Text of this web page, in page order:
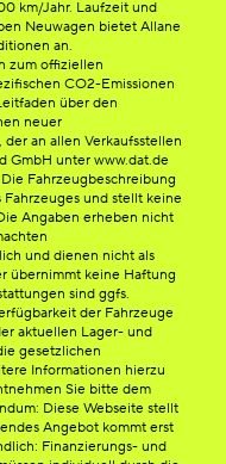
km/Jahr. Laufzeit und
Neuwagen bietet Allane
an.
zum offiziellen
CO2-Emissionen
über den
neuer
an allen Verkaufsstellen
GmbH unter www.dat.de
Fahrzeugbeschreibung
und stellt keine
Angaben erheben nicht
und dienen nicht als
übernimmt keine Haftung
sind ggfs.
der Fahrzeuge
aktuellen Lager- und
gesetzlichen
Informationen hierzu
Sie bitte dem
Diese Webseite stellt
Angebot kommt erst
Finanzierungs- und